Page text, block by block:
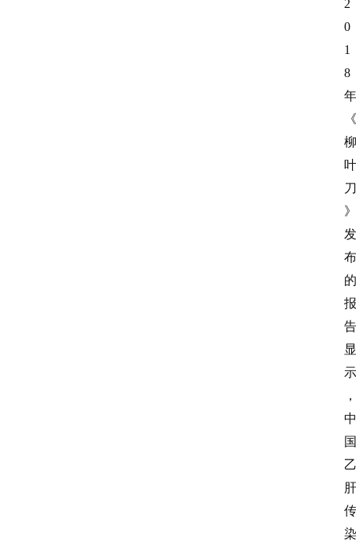
2
0
1
8
年
《
柳
叶
刀
》
发
布
的
报
告
显
示
，
中
国
乙
肝
传
染